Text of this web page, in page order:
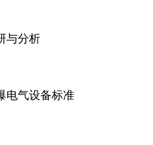
与分析
电气设备标准